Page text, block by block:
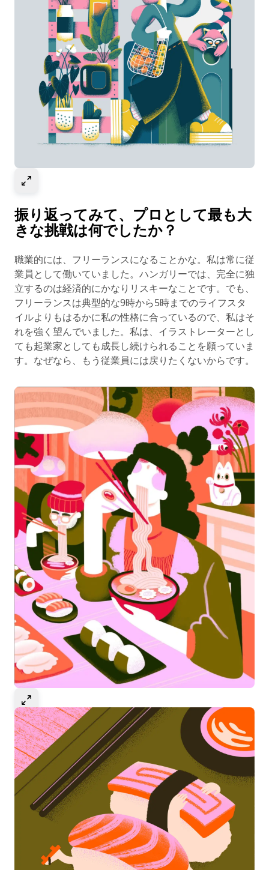
振り返ってみて、プロとして最も大
きな挑戦は何でしたか？
職業的には、フリーランスになることかな。私は常に従
業員として働いていました。ハンガリーでは、完全に独
立するのは経済的にかなりリスキーなことです。でも、
フリーランスは典型的な9時から5時までのライフスタ
イルよりもはるかに私の性格に合っているので、私はそ
れを強く望んでいました。私は、イラストレーターとし
ても起業家としても成長し続けられることを願っていま
す。なぜなら、もう従業員には戻りたくないからです。